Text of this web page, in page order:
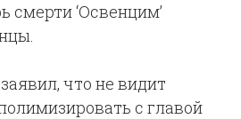
смерти ‘Освенцим’
что не видит
с главой